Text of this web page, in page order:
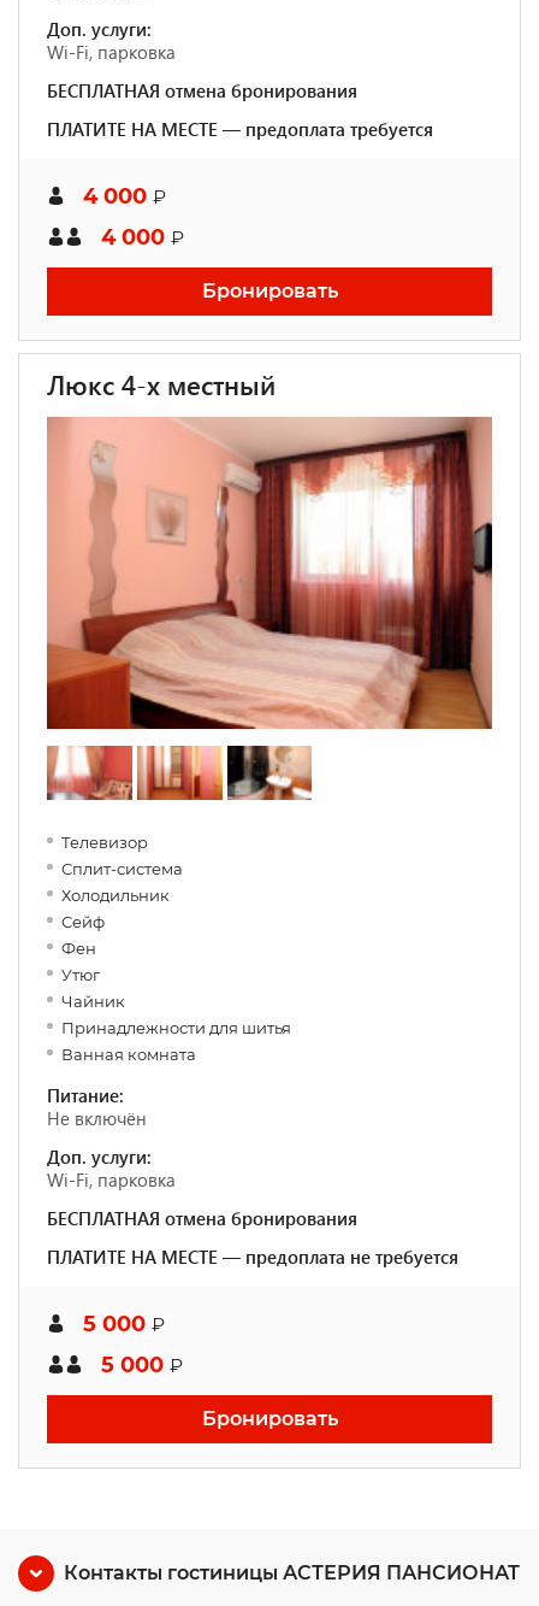
Доп. услуги:
Wi-Fi, парковка
БЕСПЛАТНАЯ отмена бронирования
ПЛАТИТЕ НА МЕСТЕ — предоплата требуется
4 000 ₽
4 000 ₽
Бронировать
Люкс 4-х местный
Телевизор
Сплит-система
Холодильник
Сейф
Фен
Утюг
Чайник
Принадлежности для шитья
Ванная комната
Питание:
Не включён
Доп. услуги:
Wi-Fi, парковка
БЕСПЛАТНАЯ отмена бронирования
ПЛАТИТЕ НА МЕСТЕ — предоплата не требуется
5 000 ₽
5 000 ₽
Бронировать
Контакты гостиницы АСТЕРИЯ ПАНСИОНАТ